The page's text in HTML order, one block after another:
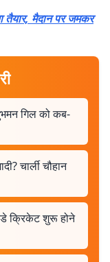
तैयार, मैदान पर जमकर
गिल को कब-
चार्ली चौहान
क्रिकेट शुरू होने